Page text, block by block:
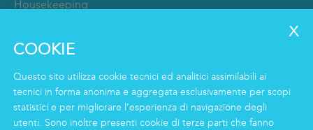
Housekeeping
Logistics & Care
Servizio Eco Clean
INFORMAZIONI
COOKIE
Questo sito utilizza cookie tecnici ed analitici assimilabili ai
tecnici in forma anonima e aggregata esclusivamente per scopi
statistici e per migliorare l’esperienza di navigazione degli
utenti. Sono inoltre presenti cookie di terze parti che fanno